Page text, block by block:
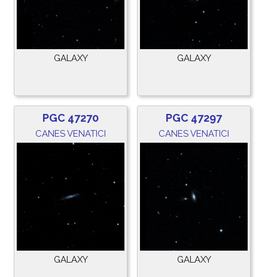
GALAXY GALAXY
PGC 47270
CANES VENATICI
GALAXY
PGC 47297
CANES VENATICI
GALAXY